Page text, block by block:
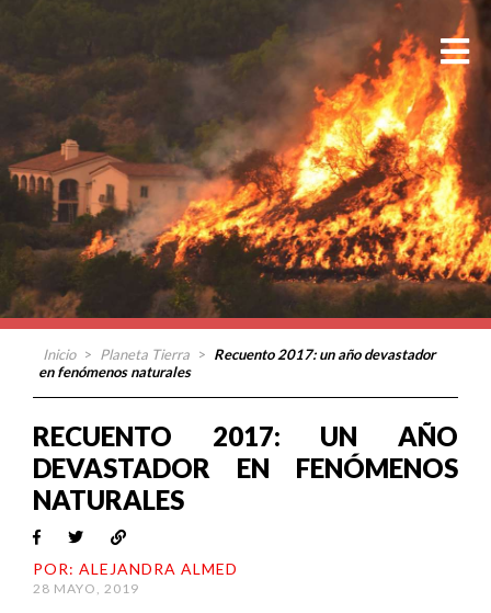
Inicio > Planeta Tierra > Recuento 2017: un año devastador
en fenómenos naturales
RECUENTO 2017: UN AÑO
DEVASTADOR EN FENÓMENOS
NATURALES
POR: ALEJANDRA ALMED
28 MAYO, 2019